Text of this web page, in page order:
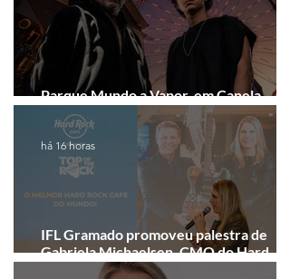
Parque Mundo a Vapor, em Canela,
recebe festival eletrônico em agosto
IFL Gramado promoveu palestra de
Gabriela Michaelsen, CMO do Hard
Rock Cafe Gramado
há 16 horas